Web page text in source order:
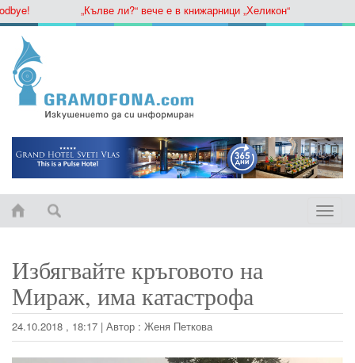
„Кълве ли?“ вече е в книжарници „Хеликон“
Toggle
Избягвайте кръговото на
Мираж, има катастрофа
24.10.2018 , 18:17 | Автор : Женя Петкова